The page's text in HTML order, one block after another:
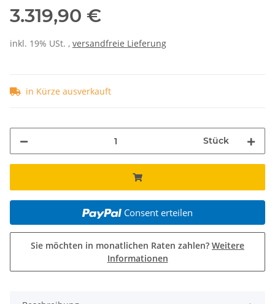
3.319,90 €
inkl. 19% USt. , versandfreie Lieferung
in Kürze ausverkauft
Stück
Consent erteilen
Sie möchten in monatlichen Raten zahlen? Weitere
Informationen